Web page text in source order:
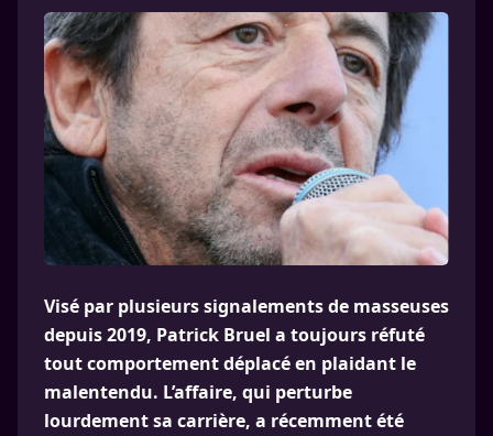
Visé par plusieurs signalements de masseuses
depuis 2019, Patrick Bruel a toujours réfuté
tout comportement déplacé en plaidant le
malentendu. L’affaire, qui perturbe
lourdement sa carrière, a récemment été